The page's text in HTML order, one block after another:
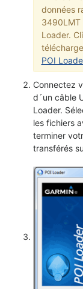
données
3490LMT
Loader.
POI
Connectez
d´un câble
Loader.
les fichiers
terminer
transférés